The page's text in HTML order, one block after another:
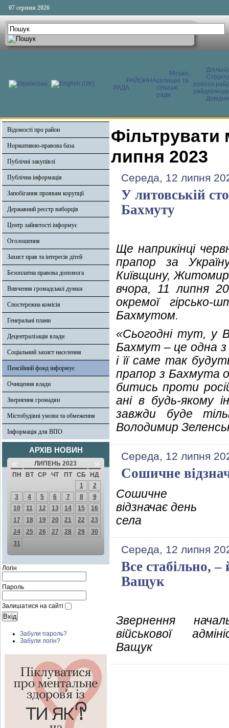
07 серпня 2026
РАЙОННА
РАДА
Міська,
селищні та
сільські
ради
роботи
Відомості про район
Нормативно-правова база
Публічні закупівлі
Публічна інформація
Запобігання проявам корупції
Державний реєстр виборців
Центр зайнятості інформує
Оголошення
Захист прав та інтересів дітей
Безоплатна правова допомога
Вивчення громадської думки
Спостережна комісія
Генеральні плани
Децентралізація влади
Соціальний захист населення
Пенсійний фонд інформує
Очищення влади
Звернення громадян
Містобудівні умови та обмеження
Інформація для ВПО
АРХІВ НОВИН
« ЛИПЕНЬ 2023 »
ПН ВТ СР ЧТ ПТ СБ
НД
1
2
3
4 5 6 7 8
9
10
11 12 13 14 15
16
17
18 19 20 21 22
23
24
25 26 27 28 29
30
31
Логін
Пароль
Залишатися на сайті
Забули пароль?
Забули логін?
Фільтрувати
липня 2023
Середа, 12 липня
У литовській
Бахмуту
Ще наприкінці
прапор за
Київщину,
вчора, 11 липня
окремої гірсько-
Бахмутом.
«Сьогодні тут, у
Бахмут – це одна з
і її саме так
прапор з Бахмута
битись проти
ані в будь-якому
завжди буде
Володимир
Середа, 12 липня
Сошичне
Сошичне
відзначає день
села
Середа, 12 липня
Все стабільно, –
Ващук
Звернення
військової
Ващук